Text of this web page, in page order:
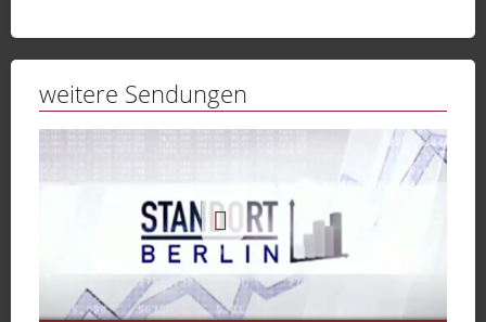
weitere Sendungen